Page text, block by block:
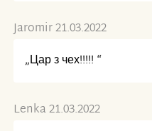
Jaromir 21.03.2022
„Цар з чех!!!!! “
Lenka 21.03.2022